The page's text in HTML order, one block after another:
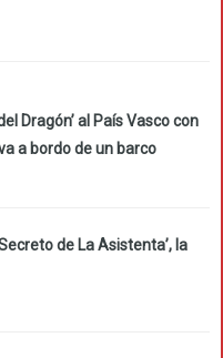
Dragón’ al País Vasco con
a bordo de un barco
de La Asistenta’, la